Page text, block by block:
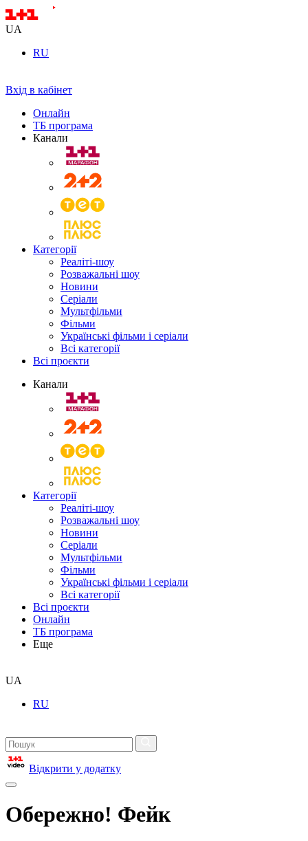
UA
RU
Вхід в кабінет
Онлайн
ТБ програма
Канали
Категорії
Реаліті-шоу
Розважальні шоу
Новини
Серіали
Мультфільми
Фільми
Українські фільми і серіали
Всі категорії
Всі проєкти
Канали
Категорії
Реаліті-шоу
Розважальні шоу
Новини
Серіали
Мультфільми
Фільми
Українські фільми і серіали
Всі категорії
Всі проєкти
Онлайн
ТБ програма
Еще
UA
RU
Відкрити у додатку
Обережно! Фейк